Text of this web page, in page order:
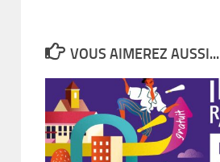
VOUS AIMEREZ AUSSI...